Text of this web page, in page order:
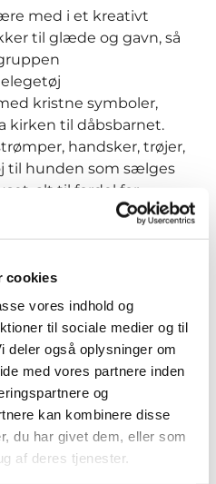
cookies
vores indhold og
til sociale medier og til
deler også oplysninger om
med vores partnere inden
og
kan kombinere disse
du har givet dem, eller som
af deres tjenester.
med i et kreativt
til glæde og gavn, så
kristne symboler,
kirken til dåbsbarnet.
handsker, trøjer,
til hunden som sælges
alt til fordel for
til Anæstesiologisk
gives til børn op til 5
dem, før de bliver
naturligvis også meget
kirken for, men
og evt. lidt sødt til